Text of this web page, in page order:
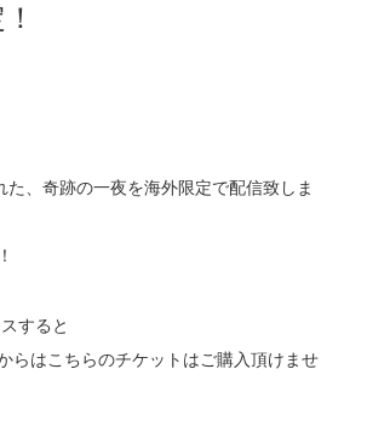
、奇跡の一夜を海外限定で配信致しま
すると
らはこちらのチケットはご購入頂けませ